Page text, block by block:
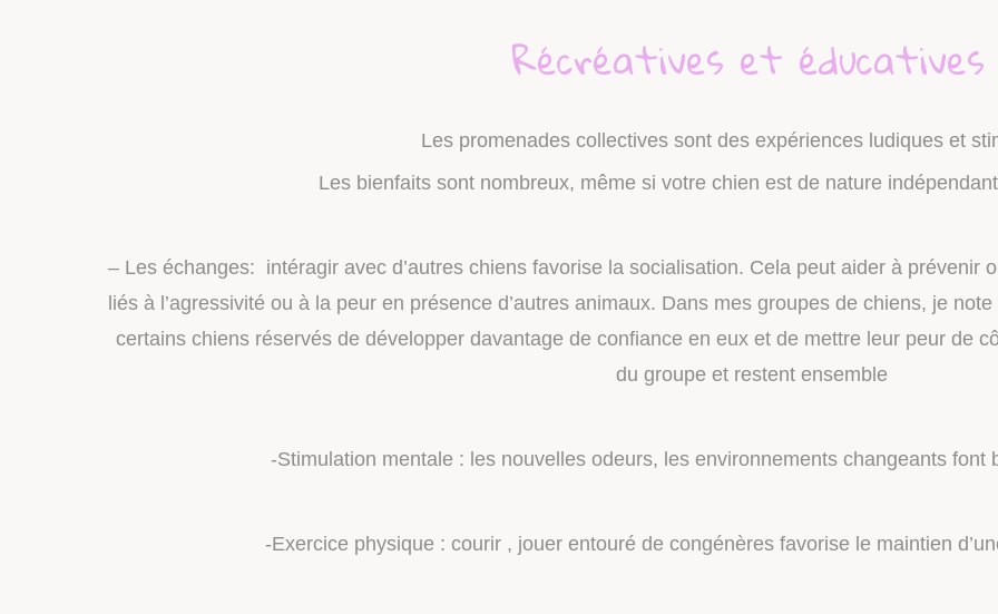
Récréatives et éducatives
Les promenades collectives sont des expériences ludiques et
Les bienfaits sont nombreux, même si votre chien est de nature
– Les échanges: intéragir avec d’autres chiens favorise la socialisation. Cela peut aider à prévenir
liés à l’agressivité ou à la peur en présence d’autres animaux. Dans mes groupes de chiens, je
certains chiens réservés de développer davantage de confiance en eux et de mettre leur peur de
du groupe et restent ensemble
-Stimulation mentale : les nouvelles odeurs, les environnements changeants font
-Exercice physique : courir , jouer entouré de congénères favorise le maintien